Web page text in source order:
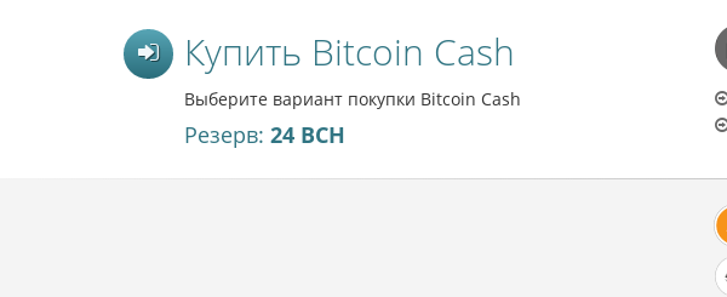
Купить Bitcoin Cash
Выберите вариант покупки Bitcoin Cash
Резерв: 24 BCH